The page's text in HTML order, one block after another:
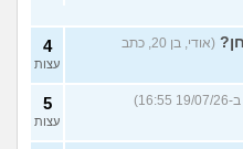
(אודי, בן 20, כתב
4
עצות
5
עצות